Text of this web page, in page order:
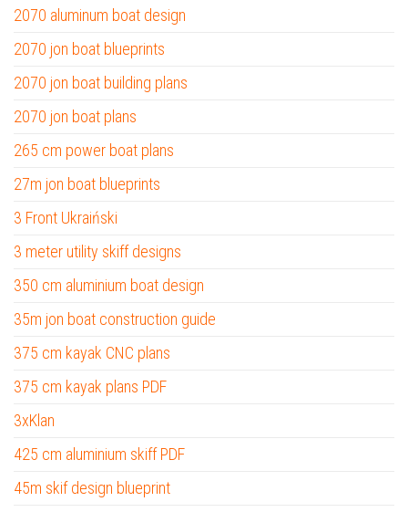
2070 aluminum boat design
2070 jon boat blueprints
2070 jon boat building plans
2070 jon boat plans
265 cm power boat plans
27m jon boat blueprints
3 Front Ukraiński
3 meter utility skiff designs
350 cm aluminium boat design
35m jon boat construction guide
375 cm kayak CNC plans
375 cm kayak plans PDF
3xKlan
425 cm aluminium skiff PDF
45m skif design blueprint